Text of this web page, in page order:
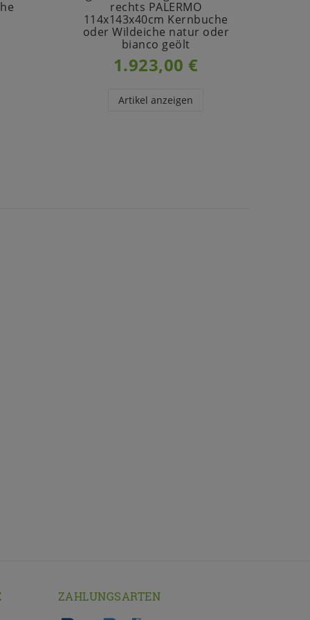
rechts PALERMO
114x143x40cm Kernbuche
oder Wildeiche natur oder
bianco geölt
1.923,00 €
Artikel anzeigen
ZAHLUNGSARTEN